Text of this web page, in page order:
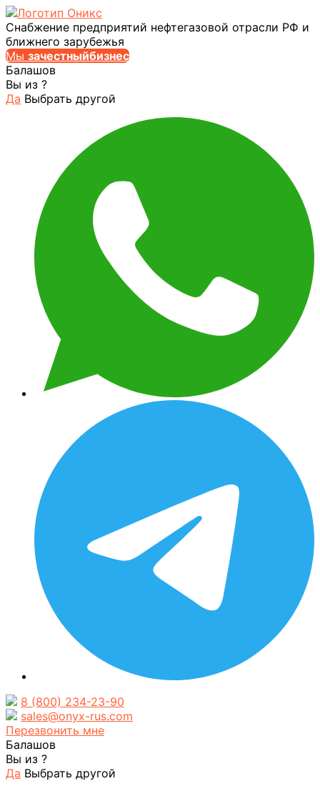
Снабжение предприятий нефтегазовой отрасли РФ и
ближнего зарубежья
Мы зачестныйбизнес
Балашов
Вы из ?
Да Выбрать другой
8 (800) 234-23-90
sales@onyx-rus.com
Перезвонить мне
Балашов
Вы из ?
Да Выбрать другой